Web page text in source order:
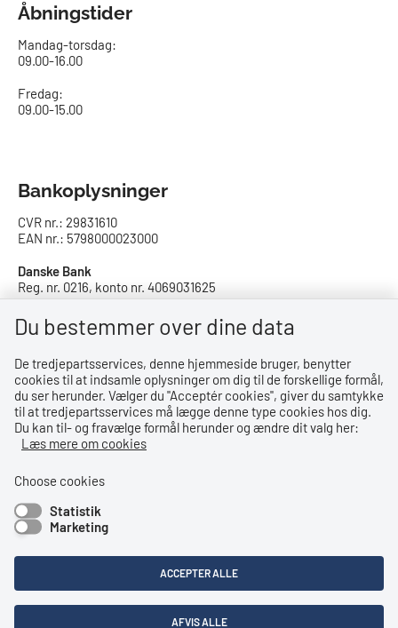
Åbningstider
Mandag-torsdag:
09.00-16.00​
Fredag:
09.00-15.00
Bankoplysninger
CVR nr.: 29831610
EAN nr.: 5798000023000
Danske Bank
Reg. nr. 0216, konto nr. 4069031625
IBAN: DK8402164069031625
SWIFT: DABADKKK
Privatlivspolitik
Privatlivspolitik
Tilgængelighedserklæring
Bemærk!
Dette indhold kræver cookies for at blive vist korrekt.
LÆS MERE OM COOKIES
Du bestemmer over dine data
De tredjepartsservices, denne hjemmeside bruger, benytter
cookies til at indsamle oplysninger om dig til de forskellige formål,
du ser herunder. Vælger du ''Acceptér cookies'', giver du samtykke
til at tredjepartsservices må lægge denne type cookies hos dig.
Du kan til- og fravælge formål herunder og ændre dit valg her:
Læs mere om cookies
Choose cookies
Statistik
Marketing
ACCEPTER ALLE
AFVIS ALLE